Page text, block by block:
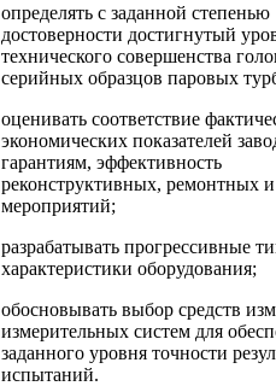
определять с заданной степенью
достоверности достигнутый
технического совершенства
серийных образцов паровых
оценивать соответствие
экономических показателей
гарантиям, эффективность
реконструктивных, ремонтных
мероприятий;
разрабатывать прогрессивные
характеристики оборудования;
обосновывать выбор средств
измерительных систем для
заданного уровня точности
испытаний.